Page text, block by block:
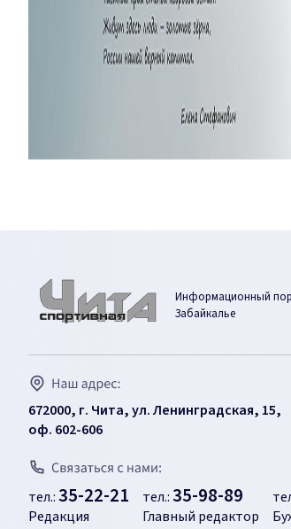
Информационный
Забайкалье
672000, г. Чита, ул. Ленинградская, 15,
оф. 602-606
тел.: 35-22-21
Редакция
тел.: 35-98-89
Главный редактор